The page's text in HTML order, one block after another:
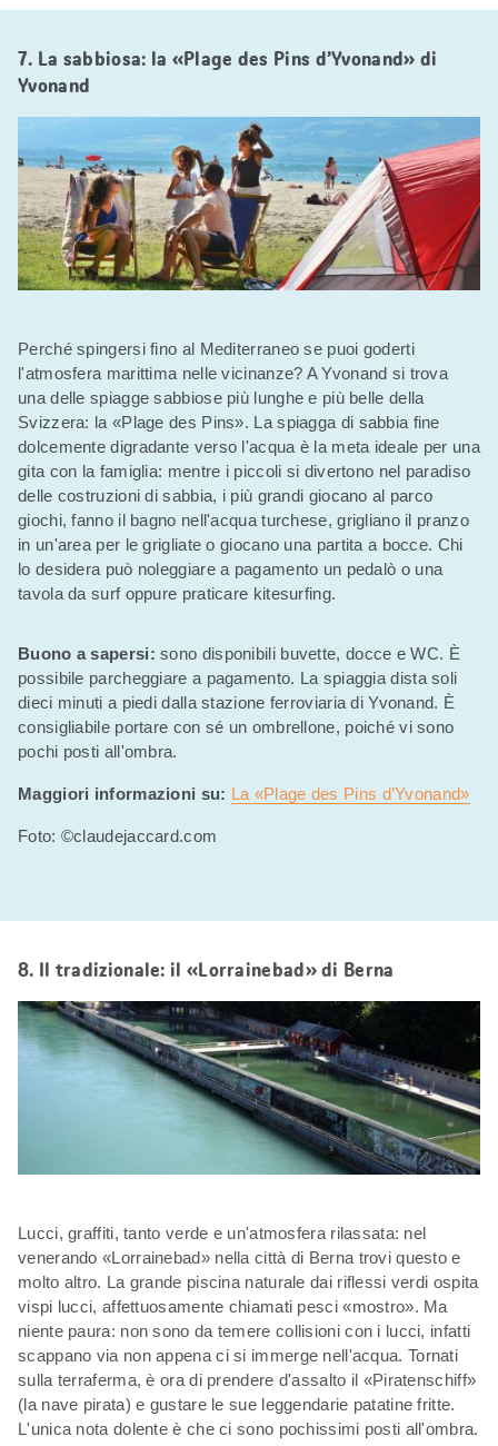
7. La sabbiosa: la «Plage des Pins d’Yvonand» di
Yvonand
Perché spingersi fino al Mediterraneo se puoi goderti
l'atmosfera marittima nelle vicinanze? A Yvonand si trova
una delle spiagge sabbiose più lunghe e più belle della
Svizzera: la «Plage des Pins». La spiagga di sabbia fine
dolcemente digradante verso l'acqua è la meta ideale per una
gita con la famiglia: mentre i piccoli si divertono nel paradiso
delle costruzioni di sabbia, i più grandi giocano al parco
giochi, fanno il bagno nell'acqua turchese, grigliano il pranzo
in un'area per le grigliate o giocano una partita a bocce. Chi
lo desidera può noleggiare a pagamento un pedalò o una
tavola da surf oppure praticare kitesurfing.
Buono a sapersi:sono disponibili buvette, docce e WC. È
possibile parcheggiare a pagamento. La spiaggia dista soli
dieci minuti a piedi dalla stazione ferroviaria di Yvonand. È
consigliabile portare con sé un ombrellone, poiché vi sono
pochi posti all'ombra.
Maggiori informazioni su: La «Plage des Pins d’Yvonand»
Foto: ©claudejaccard.com
8. Il tradizionale: il «Lorrainebad» di Berna
Lucci, graffiti, tanto verde e un'atmosfera rilassata: nel
venerando «Lorrainebad» nella città di Berna trovi questo e
molto altro. La grande piscina naturale dai riflessi verdi ospita
vispi lucci, affettuosamente chiamati pesci «mostro». Ma
niente paura: non sono da temere collisioni con i lucci, infatti
scappano via non appena ci si immerge nell'acqua. Tornati
sulla terraferma, è ora di prendere d'assalto il «Piratenschiff»
(la nave pirata) e gustare le sue leggendarie patatine fritte.
L'unica nota dolente è che ci sono pochissimi posti all'ombra.